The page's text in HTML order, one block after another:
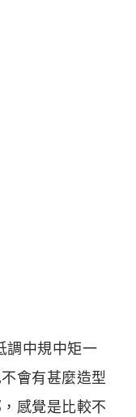
調中規中矩一
會有甚麼造型
感覺是比較不